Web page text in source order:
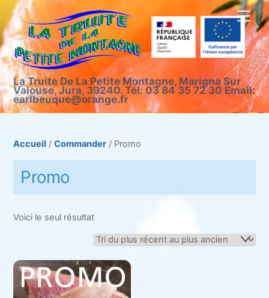
Skip
to
content
La Truite De La Petite Montagne, Marigna Sur
Valouse, Jura, 39240. Tél: 03 84 35 72 30 Email:
earlbeuque@orange.fr
Accueil /Commander / Promo
Promo
Voici le seul résultat